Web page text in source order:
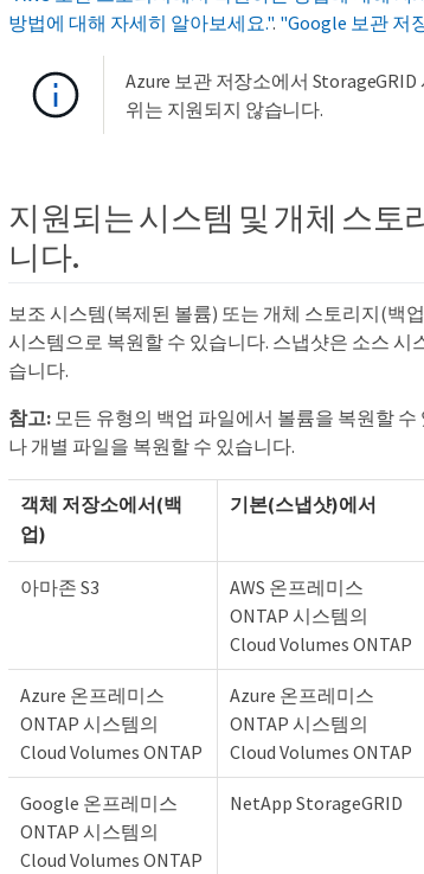
방법에 대해 자세히 알아보세요.". "Google 보관 저
Azure 보관 저장소에서
위는 지원되지 않습니다.
지원되는 시스템 및 개체 스
니다.
보조 시스템(복제된 볼륨) 또는 개체 스토리지(백
시스템으로 복원할 수 있습니다. 스냅샷은 소스
습니다.
참고:모든 유형의 백업 파일에서 볼륨을 복원할
나 개별 파일을 복원할 수 있습니다.
객체 저장소에서(백
업)
기본(스냅샷)에서
아마존 S3
AWS 온프레미스
ONTAP 시스템의
Cloud Volumes ONTAP
Azure 온프레미스
ONTAP 시스템의
Cloud Volumes ONTAP
Azure 온프레미스
ONTAP 시스템의
Cloud Volumes ONTAP
Google 온프레미스
ONTAP 시스템의
Cloud Volumes ONTAP
NetApp StorageGRID